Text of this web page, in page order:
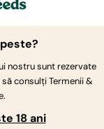
nostru sunt rezervate
consulți Termenii &
18 ani